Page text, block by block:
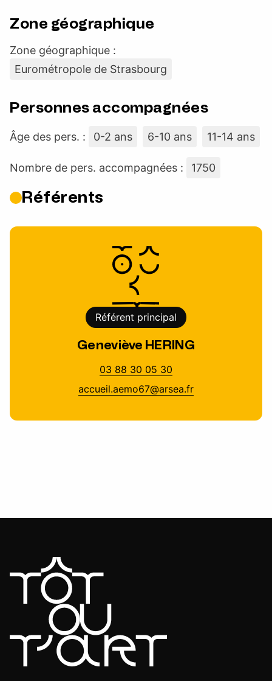
Zone géographique
Zone géographique :
Eurométropole de Strasbourg
Personnes accompagnées
Âge des pers. : 0-2 ans 6-10 ans 11-14 ans
Nombre de pers. accompagnées : 1750
Référents
Référent principal
Geneviève HERING
03 88 30 05 30
accueil.aemo67@arsea.fr